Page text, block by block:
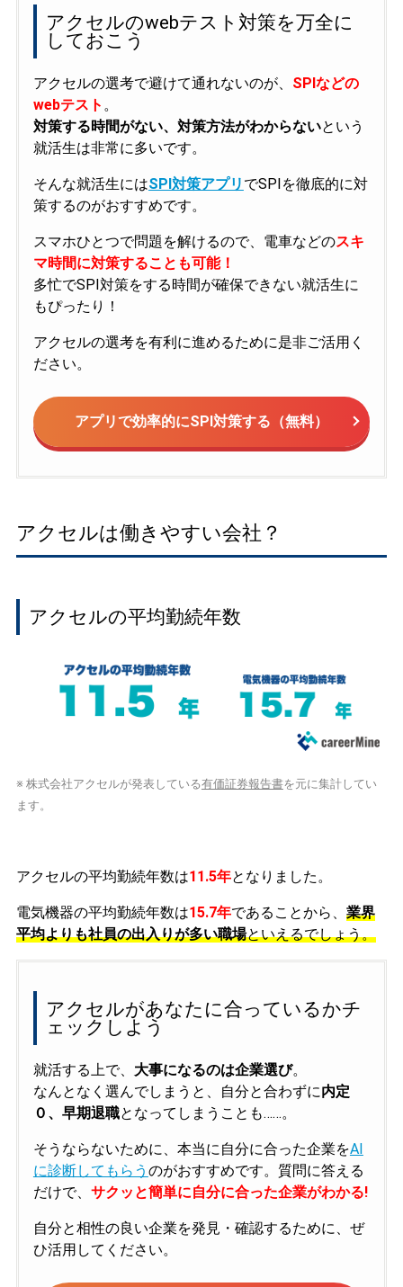
アクセルのwebテスト対策を万全に
しておこう
アクセルの選考で避けて通れないのが、 SPIなどの
webテスト 。
対策する時間がない、対策方法がわからないという
就活生は非常に多いです。
そんな就活生にはSPI対策アプリ でSPIを徹底的に対
策するのがおすすめです。
スマホひとつで問題を解けるので、電車などのスキ
マ時間に対策することも可能！
多忙でSPI対策をする時間が確保できない就活生に
もぴったり！
アクセルの選考を有利に進めるために是非ご活用く
ださい。
アプリで効率的にSPI対策する（無料）
アクセルは働きやすい会社？
アクセルの平均勤続年数
※ 株式会社アクセルが発表している有価証券報告書を元に集計してい
ます。
アクセルの平均勤続年数は11.5年となりました。
電気機器の平均勤続年数は15.7年であることから、 業界
平均よりも社員の出入りが多い職場といえるでしょう。
アクセルがあなたに合っているかチ
ェックしよう
就活する上で、 大事になるのは企業選び。
なんとなく選んでしまうと、自分と合わずに内定
０、早期退職となってしまうことも……。
そうならないために、本当に自分に合った企業をAI
に診断してもらう のがおすすめです。質問に答える
だけで、 サクッと簡単に自分に合った企業がわかる!
自分と相性の良い企業を発見・確認するために、ぜ
ひ活用してください。